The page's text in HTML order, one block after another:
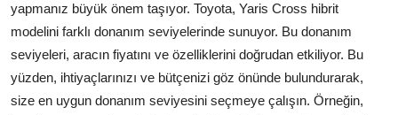
yapmanız büyük önem taşıyor. Toyota, Yaris Cross hibrit
modelini farklı donanım seviyelerinde sunuyor. Bu donanım
seviyeleri, aracın fiyatını ve özelliklerini doğrudan etkiliyor. Bu
yüzden, ihtiyaçlarınızı ve bütçenizi göz önünde bulundurarak,
size en uygun donanım seviyesini seçmeye çalışın. Örneğin,